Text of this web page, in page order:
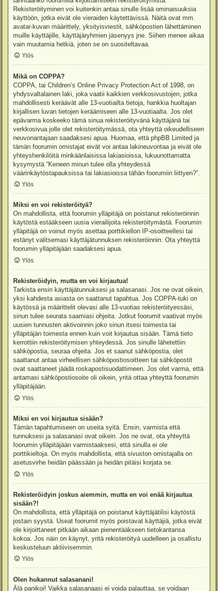
Rekisteröityminen voi kuitenkin antaa sinulle lisää ominaisuuksia
käyttöön, jotka eivät ole vieraiden käytettävissä. Näitä ovat mm.
avatar-kuvan määrittely, yksityisviestit, sähköpostien lähettäminen
muille käyttäjille, käyttäjäryhmien jäsenyys jne. Siihen menee aikaa
vain muutamia hetkiä, joten se on suositeltavaa.
Ylös
Mikä on COPPA?
COPPA, tai Children’s Online Privacy Protection Act of 1998, on
yhdysvaltalainen laki, joka vaatii kaikkien verkkosivustojen, jotka
mahdollisesti keräävät alle 13-vuotiailta tietoja, hankkia huoltajan
kirjallisen luvan tietojen keräämiseen alle 13-vuotiaalta. Jos olet
epävarma koskeeko tämä sinua rekisteröityvänä käyttäjänä tai
verkkosivua jolle olet rekisteröitymässä, ota yhteyttä oikeudelliseen
neuvonantajaan saadaksesi apua. Huomaa, että phpBB Limited ja
tämän foorumin omistajat eivät voi antaa lakineuvontaa ja eivät ole
yhteyshenkilöitä minkäänlaisissa lakiasioissa, lukuunottamatta
kysymystä “Keneen minun tulee olla yhteydessä
väärinkäytöstapauksissa tai lakiasioissa tähän foorumiin liittyen?”.
Ylös
Miksi en voi rekisteröityä?
On mahdollista, että foorumin ylläpitäjä on poistanut rekisteröinnin
käytöstä estääkseen uusia vierailijoita rekisteröitymästä. Foorumin
ylläpitäjä on voinut myös asettaa porttikiellon IP-osoitteellesi tai
estänyt valitsemasi käyttäjätunnuksen rekisteröinnin. Ota yhteyttä
foorumin ylläpitäjään saadaksesi apua.
Ylös
Rekisteröidyin, mutta en voi kirjautua!
Tarkista ensin käyttäjätunnuksesi ja salasanasi. Jos ne ovat oikein,
yksi kahdesta asiasta on saattanut tapahtua. Jos COPPA-tuki on
käytössä ja määrittelit olevasi alle 13-vuotias rekisteröityessäsi,
sinun tulee seurata saamiasi ohjeita. Jotkut foorumit vaativat myös
uusien tunnusten aktivoinnin joko sinun itsesi toimesta tai
ylläpitäjän toimesta ennen kuin voit kirjautua sisään. Tämä tieto
kerrottiin rekisteröitymisen yhteydessä. Jos sinulle lähetettiin
sähköpostia, seuraa ohjeita. Jos et saanut sähköpostia, olet
saattanut antaa virheellisen sähköpostiosoitteen tai sähköpostit
ovat saattaneet jäädä roskapostisuodattimeen. Jos olet varma, että
antamasi sähköpostiosoite oli oikein, yritä ottaa yhteyttä foorumin
ylläpitäjään.
Ylös
Miksi en voi kirjautua sisään?
Tämän tapahtumiseen on useita syitä. Ensin, varmista että
tunnuksesi ja salasanasi ovat oikein. Jos ne ovat, ota yhteyttä
foorumin ylläpitäjään varmistaaksesi, että sinulla ei ole
porttikieltoja. On myös mahdollista, että sivuston omistajalla on
asetusvirhe heidän päässään ja heidän pitäisi korjata se.
Ylös
Rekisteröidyin joskus aiemmin, mutta en voi enää kirjautua
sisään?!
On mahdollista, että ylläpitäjä on poistanut käyttäjätilisi käytöstä
jostain syystä. Useat foorumit myös poistavat käyttäjiä, jotka eivät
ole kirjoittaneet pitkään aikaan pienentääkseen tietokantansa
kokoa. Jos näin on käynyt, yritä rekisteröityä uudelleen ja osallistu
keskusteluun aktiivisemmin.
Ylös
Olen hukannut salasanani!
Älä panikoi! Vaikka salasanaasi ei voida palauttaa, se voidaan